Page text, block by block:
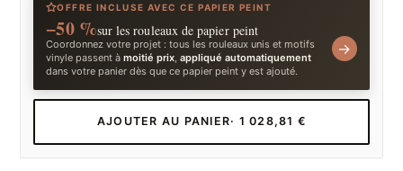
OFFRE INCLUSE AVEC CE PAPIER PEINT
−50 %sur les rouleaux de papier peint
Coordonnez votre projet : tous les rouleaux unis et motifs
vinyle passent àmoitié prix ,appliqué automatiquement
dans votre panier dès que ce papier peint y est ajouté.
→
AJOUTER AU PANIER· 1 028,81 €